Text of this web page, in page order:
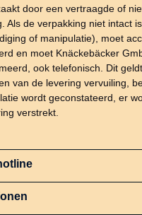
door een vertraagde of
Als de verpakking niet intact
of manipulatie), moet
en moet Knäckebäcker
ook telefonisch. Dit
van de levering vervuiling,
wordt geconstateerd, er
verstrekt.